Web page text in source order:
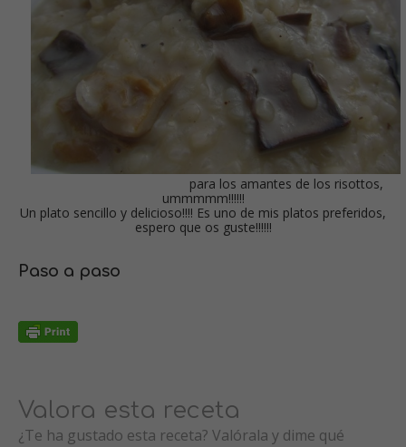
para los amantes de los risottos,
ummmmm!!!!!!
Un plato sencillo y delicioso!!!! Es uno de mis platos preferidos,
espero que os guste!!!!!!
Paso a paso
Valora esta receta
¿Te ha gustado esta receta? Valórala y dime qué